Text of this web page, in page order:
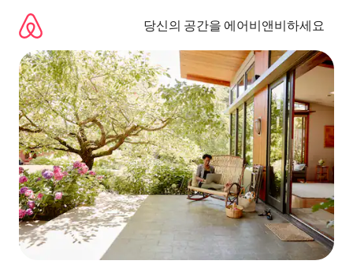
당신의 공간을 에어비앤비하세요